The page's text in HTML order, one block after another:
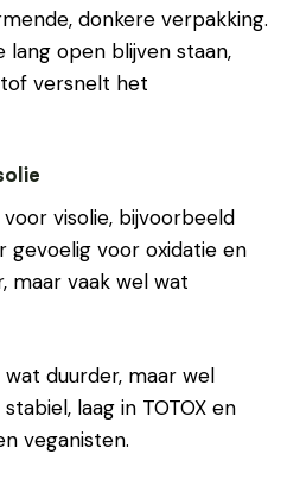
donkere verpakking.
lang open blijven staan,
versnelt het
visolie, bijvoorbeeld
gevoelig voor oxidatie en
maar vaak wel wat
duurder, maar wel
laag in TOTOX en
veganisten.